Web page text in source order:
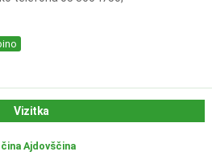
Vizitka
Ajdovščina